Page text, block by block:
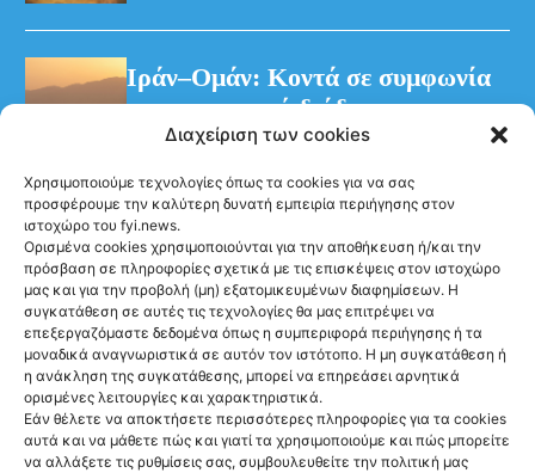
Διαχείριση των cookies
Χρησιμοποιούμε τεχνολογίες όπως τα cookies για να σας
προσφέρουμε την καλύτερη δυνατή εμπειρία περιήγησης στον
ιστοχώρο του fyi.news.
Ορισμένα cookies χρησιμοποιούνται για την αποθήκευση ή/και την
πρόσβαση σε πληροφορίες σχετικά με τις επισκέψεις στον ιστοχώρο
μας και για την προβολή (μη) εξατομικευμένων διαφημίσεων. Η
συγκατάθεση σε αυτές τις τεχνολογίες θα μας επιτρέψει να
επεξεργαζόμαστε δεδομένα όπως η συμπεριφορά περιήγησης ή τα
μοναδικά αναγνωριστικά σε αυτόν τον ιστότοπο. Η μη συγκατάθεση ή
η ανάκληση της συγκατάθεσης, μπορεί να επηρεάσει αρνητικά
ορισμένες λειτουργίες και χαρακτηριστικά.
Εάν θέλετε να αποκτήσετε περισσότερες πληροφορίες για τα cookies
αυτά και να μάθετε πώς και γιατί τα χρησιμοποιούμε και πώς μπορείτε
να αλλάξετε τις ρυθμίσεις σας, συμβουλευθείτε την πολιτική μας
Ιράν–Ομάν: Κοντά σε συμφωνία
για προσωρινό διάδρομο στα
Στενά του Ορμούζ
Ακολούθησέ μας
Newsletter